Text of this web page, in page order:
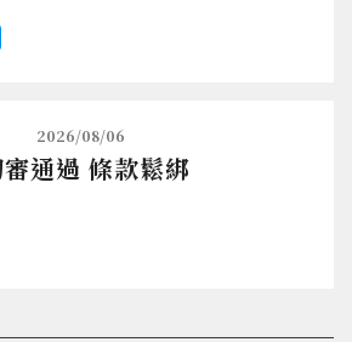
2026/08/06
通過 條款鬆綁